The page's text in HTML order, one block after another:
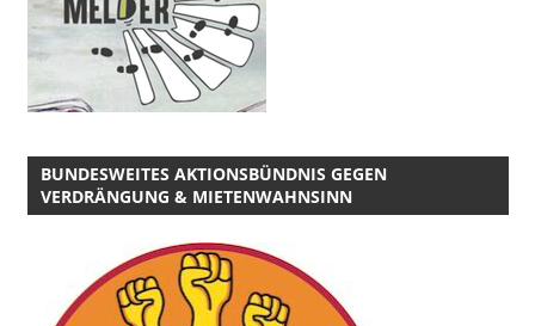
BUNDESWEITES AKTIONSBÜNDNIS GEGEN
VERDRÄNGUNG & MIETENWAHNSINN